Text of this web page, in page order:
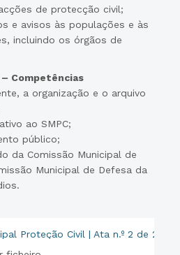
de protecção civil;
e avisos às populações e às
incluindo os órgãos de
Competências
a organização e o arquivo
ao SMPC;
público;
da Comissão Municipal de
Municipal de Defesa da
Proteção Civil | Ata n.º 2 de 23